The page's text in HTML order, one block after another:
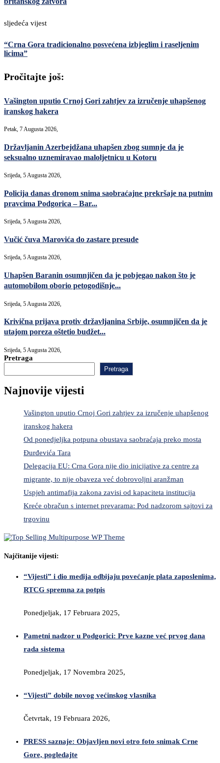
sljedeća vijest
“Crna Gora tradicionalno posvećena izbjeglim i raseljenim
licima”
Pročitajte još:
Vašington uputio Crnoj Gori zahtjev za izručenje uhapšenog
iranskog hakera
Petak, 7 Augusta 2026,
Državljanin Azerbejdžana uhapšen zbog sumnje da je
seksualno uznemiravao maloljetnicu u Kotoru
Srijeda, 5 Augusta 2026,
Policija danas dronom snima saobraćajne prekršaje na putnim
pravcima Podgorica – Bar...
Srijeda, 5 Augusta 2026,
Vučić čuva Marovića do zastare presude
Srijeda, 5 Augusta 2026,
Uhapšen Baranin osumnjičen da je pobjegao nakon što je
automobilom oborio petogodišnje...
Srijeda, 5 Augusta 2026,
Krivična prijava protiv državljanina Srbije, osumnjičen da je
utajom poreza oštetio budžet...
Srijeda, 5 Augusta 2026,
Pretraga
Pretraga
Najnovije vijesti
Vašington uputio Crnoj Gori zahtjev za izručenje uhapšenog
iranskog hakera
Od ponedjeljka potpuna obustava saobraćaja preko mosta
Đurđevića Tara
Delegacija EU: Crna Gora nije dio inicijative za centre za
migrante, to nije obaveza već dobrovoljni aranžman
Uspjeh antimafija zakona zavisi od kapaciteta institucija
Kreće obračun s internet prevarama: Pod nadzorom sajtovi za
trgovinu
Najčitanije vijesti:
“Vijesti” i dio medija odbijaju povećanje plata zaposlenima,
RTCG spremna za potpis
Ponedjeljak, 17 Februara 2025,
Pametni nadzor u Podgorici: Prve kazne već prvog dana
rada sistema
Ponedjeljak, 17 Novembra 2025,
“Vijesti” dobile novog većinskog vlasnika
Četvrtak, 19 Februara 2026,
PRESS saznaje: Objavljen novi otro foto snimak Crne
Gore, pogledajte